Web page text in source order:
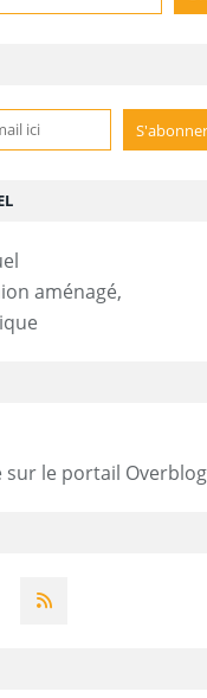
aménagé,
sur le portail Overblog